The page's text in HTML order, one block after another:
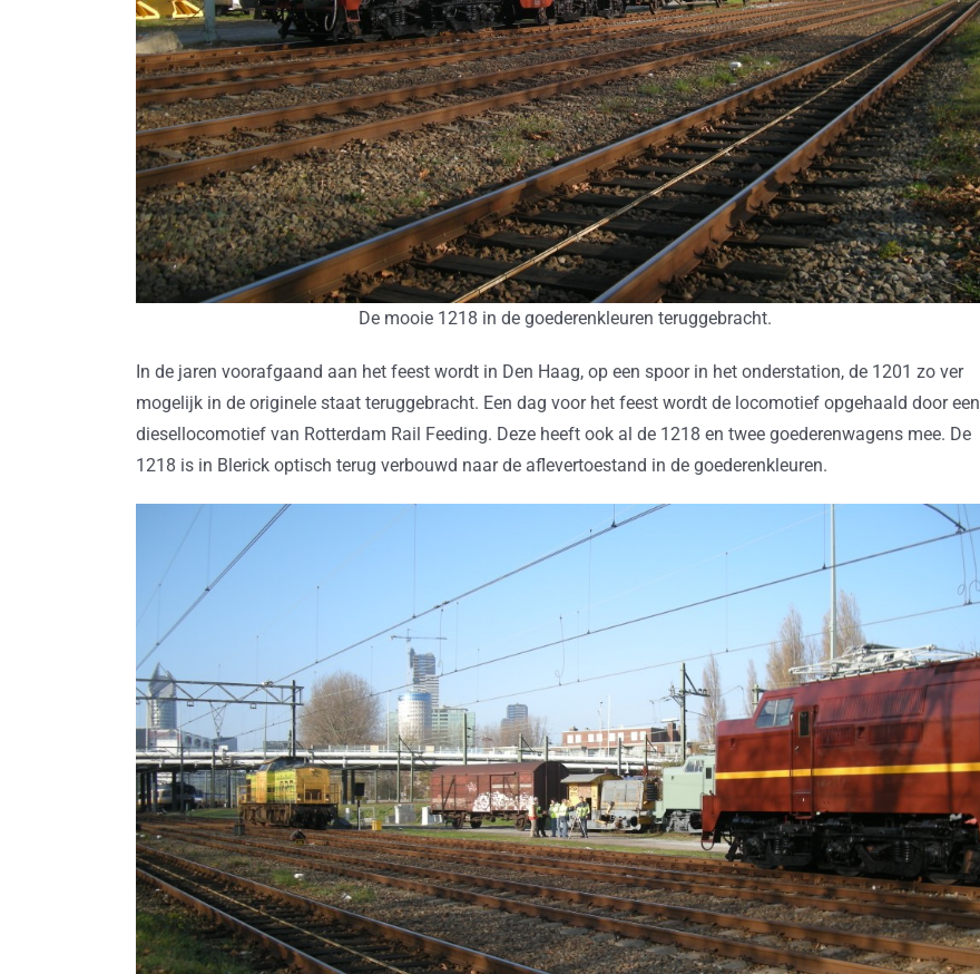
De mooie 1218 in de goederenkleuren teruggebracht.
In de jaren voorafgaand aan het feest wordt in Den Haag, op een spoor in het onderstation, de 1201 zo ver
mogelijk in de originele staat teruggebracht. Een dag voor het feest wordt de locomotief opgehaald door een
diesellocomotief van Rotterdam Rail Feeding. Deze heeft ook al de 1218 en twee goederenwagens mee. De
1218 is in Blerick optisch terug verbouwd naar de aflevertoestand in de goederenkleuren.